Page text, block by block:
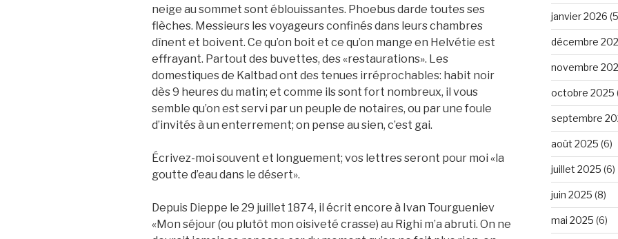
neige au sommet sont éblouissantes. Phoebus darde toutes ses
flèches. Messieurs les voyageurs confinés dans leurs chambres
dînent et boivent. Ce qu’on boit et ce qu’on mange en Helvétie est
effrayant. Partout des buvettes, des «restaurations». Les
domestiques de Kaltbad ont des tenues irréprochables: habit noir
dès 9 heures du matin; et comme ils sont fort nombreux, il vous
semble qu’on est servi par un peuple de notaires, ou par une foule
d’invités à un enterrement; on pense au sien, c’est gai.
Écrivez-moi souvent et longuement; vos lettres seront pour moi «la
goutte d’eau dans le désert».
Depuis Dieppe le 29 juillet 1874, il écrit encore à Ivan Tourgueniev
«Mon séjour (ou plutôt mon oisiveté crasse) au Righi m’a abruti. On ne
janvier 2026
décembre
novembre
octobre 2025
septembre
août 2025 (6)
juillet 2025 (6)
juin 2025 (8)
mai 2025 (6)